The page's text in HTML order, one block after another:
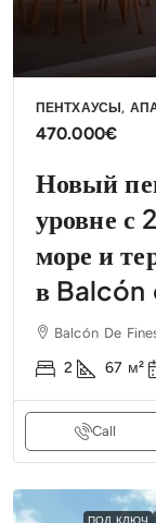
ПЕНТХАУСЫ,
470.000€
Новый
уровне с
море и
в Balcón
Balcón De
2 67 м²
Call